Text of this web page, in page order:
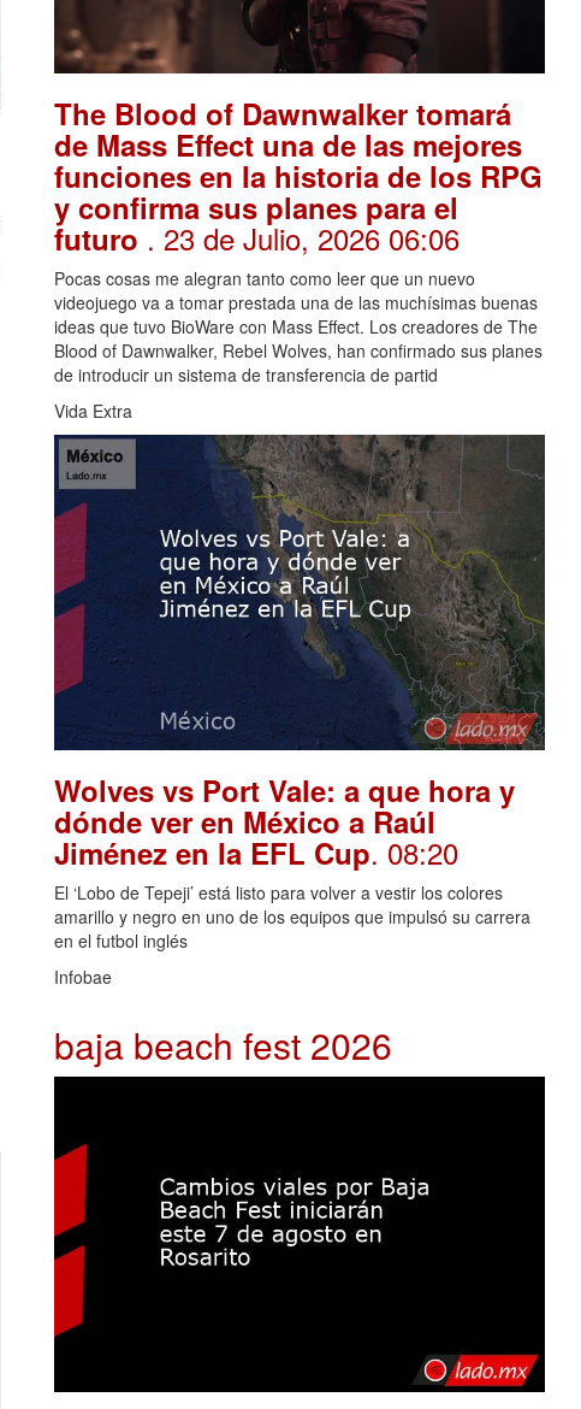
The Blood of Dawnwalker tomará
de Mass Effect una de las mejores
funciones en la historia de los RPG
y confirma sus planes para el
futuro . 23 de Julio, 2026 06:06
Pocas cosas me alegran tanto como leer que un nuevo
videojuego va a tomar prestada una de las muchísimas buenas
ideas que tuvo BioWare con Mass Effect. Los creadores de The
Blood of Dawnwalker, Rebel Wolves, han confirmado sus planes
de introducir un sistema de transferencia de partid
Vida Extra
Wolves vs Port Vale: a que hora y
dónde ver en México a Raúl
Jiménez en la EFL Cup. 08:20
El ‘Lobo de Tepeji’ está listo para volver a vestir los colores
amarillo y negro en uno de los equipos que impulsó su carrera
en el futbol inglés
Infobae
baja beach fest 2026